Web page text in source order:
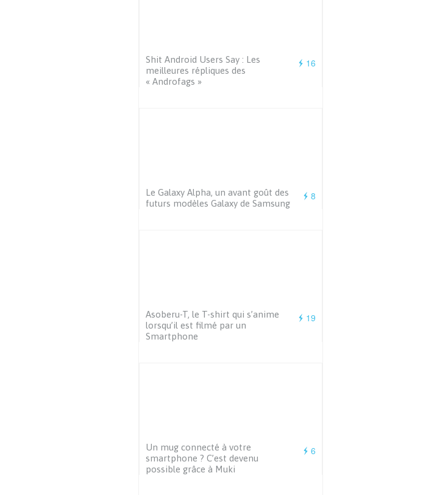
16
Shit Android Users Say : Les
meilleures répliques des
« Androfags »
8
Le Galaxy Alpha, un avant goût des
futurs modèles Galaxy de Samsung
19
Asoberu-T, le T-shirt qui s’anime
lorsqu’il est filmé par un
Smartphone
6
Un mug connecté à votre
smartphone ? C’est devenu
possible grâce à Muki